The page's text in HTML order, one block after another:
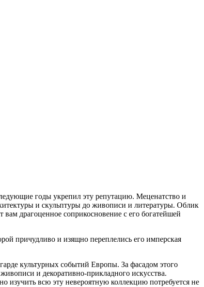
годы укрепил эту репутацию. Меценатство и
и скульптуры до живописи и литературы. Облик
драгоценное соприкосновение с его богатейшей
причудливо и изящно переплелись его имперская
культурных событий Европы. За фасадом этого
и декоративно-прикладного искусства.
всю эту невероятную коллекцию потребуется не